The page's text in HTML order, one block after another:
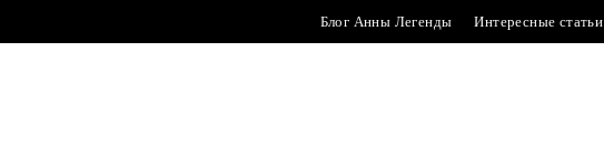
Блог Анны Легенды Интересные статьи